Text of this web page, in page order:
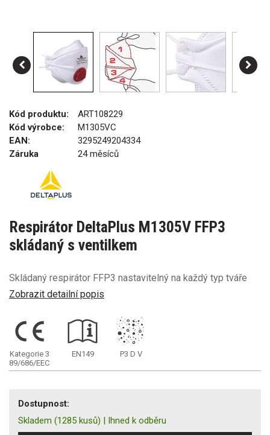
Kód produktu:
ART108229
Kód výrobce:
M1305VC
EAN:
3295249204334
Záruka
24 měsíců
Respirátor DeltaPlus M1305V FFP3
skládaný s ventilkem
Skládaný respirátor FFP3 nastavitelný na každý typ tváře
Zobrazit detailní popis
Kategorie 3
89/686/EEC
EN149 P3 D V
Dostupnost:
Skladem (1285 kusů) | Ihned k odběru